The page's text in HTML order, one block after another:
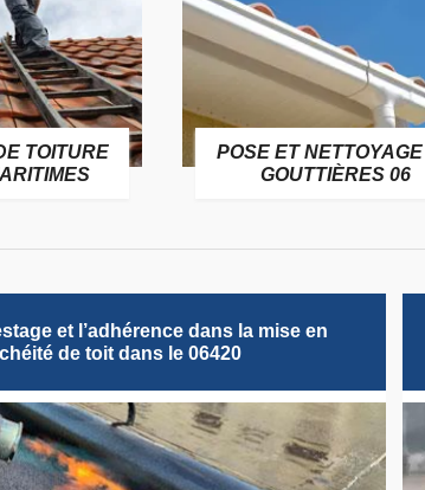
TOITURE
POSE ET
GOUTTIÈRES 06
et l’adhérence dans la mise en
de toit dans le 06420